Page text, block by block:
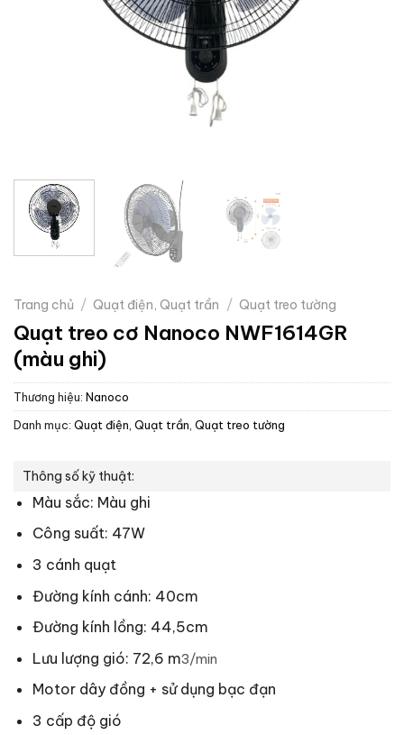
Trang chủ / Quạt điện, Quạt trần / Quạt treo tường
Quạt treo cơ Nanoco NWF1614GR
(màu ghi)
Thương hiệu: Nanoco
Danh mục: Quạt điện, Quạt trần Quạt treo tường
Thông số kỹ thuật:
Màu sắc: Màu ghi
Công suất: 47W
3 cánh quạt
Đường kính cánh: 40cm
Đường kính lồng: 44,5cm
Lưu lượng gió: 72,6 m3/min
Motor dây đồng + sử dụng bạc đạn
3 cấp độ gió